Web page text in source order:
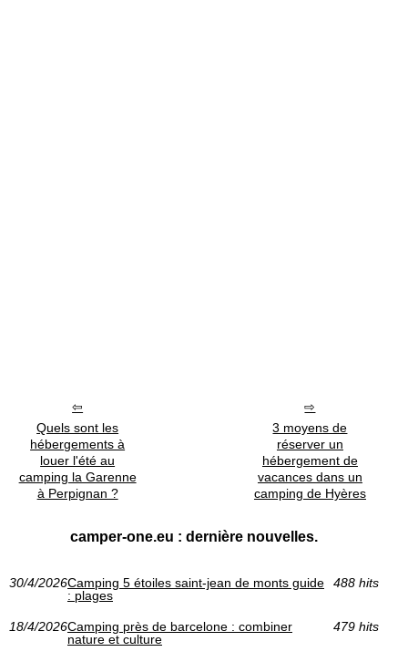
Quels sont les
hébergements à
louer l'été au
camping la Garenne
à Perpignan ?
3 moyens de
réserver un
hébergement de
vacances dans un
camping de Hyères
camper-one.eu : dernière nouvelles.
30/4/2026Camping 5 étoiles saint-jean de monts guide
: plages
488 hits
18/4/2026Camping près de barcelone : combiner
nature et culture
479 hits